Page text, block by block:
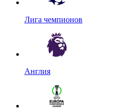
Лига чемпионов
Англия